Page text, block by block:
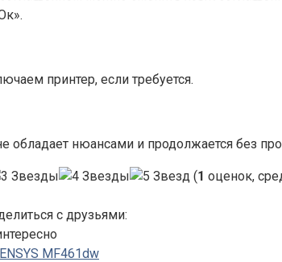
принтер, если требуется.
обладает нюансами и продолжается без
(1 оценок,
с друзьями: